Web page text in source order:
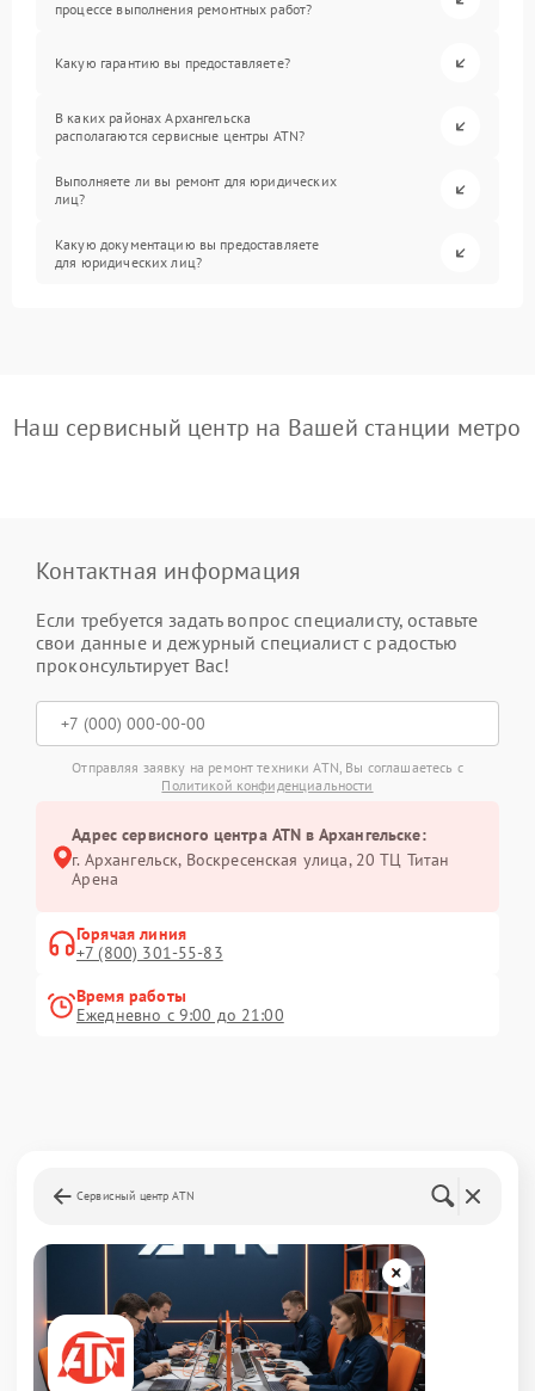
процессе выполнения ремонтных работ?
Какую гарантию вы предоставляете?
В каких районах Архангельска
располагаются сервисные центры ATN?
Выполняете ли вы ремонт для юридических
лиц?
Какую документацию вы предоставляете
для юридических лиц?
Наш сервисный центр на Вашей станции метро
Контактная информация
Если требуется задать вопрос специалисту, оставьте
свои данные и дежурный специалист с радостью
проконсультирует Вас!
Отправляя заявку на ремонт техники ATN, Вы соглашаетесь с
Политикой конфиденциальности
Адрес сервисного центра ATN в Архангельске:
г. Архангельск, Воскресенская улица, 20 ТЦ Титан
Арена
Горячая линия
+7 (800) 301-55-83
Время работы
Ежедневно с 9:00 до 21:00
Сервисный центр ATN